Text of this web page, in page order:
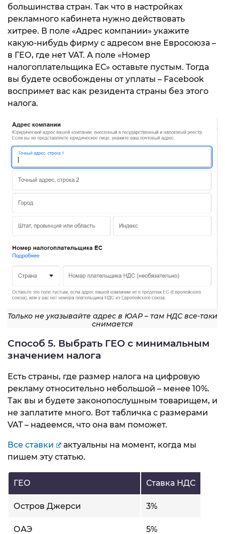
большинства стран. Так что в настройках
рекламного кабинета нужно действовать
хитрее. В поле «Адрес компании» укажите
какую-нибудь фирму с адресом вне Евросоюза –
в ГЕО, где нет VAT. А поле «Номер
налогоплательщика ЕС» оставьте пустым. Тогда
вы будете освобождены от уплаты – Facebook
воспримет вас как резидента страны без этого
налога.
Только не указывайте адрес в ЮАР – там НДС все-таки
снимается
Способ 5. Выбрать ГЕО с минимальным
значением налога
Есть страны, где размер налога на цифровую
рекламу относительно небольшой – менее 10%.
Так вы и будете законопослушным товарищем, и
не заплатите много. Вот табличка с размерами
VAT – надеемся, что она вам поможет.
Все ставки
актуальны на момент, когда мы
пишем эту статью.
ГЕО Ставка НДС
Остров Джерси 3%
ОАЭ 5%